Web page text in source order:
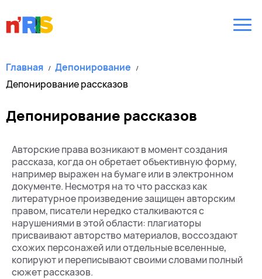
Главная
Депонирование
Депонирование рассказов
Депонирование рассказов
Авторские права возникают в момент создания
рассказа, когда он обретает объективную форму,
например выражен на бумаге или в электронном
документе. Несмотря на то что рассказ как
литературное произведение защищен авторским
правом, писатели нередко сталкиваются с
нарушениями в этой области: плагиаторы
присваивают авторство материалов, воссоздают
схожих персонажей или отдельные вселенные,
копируют и переписывают своими словами полный
сюжет рассказов.